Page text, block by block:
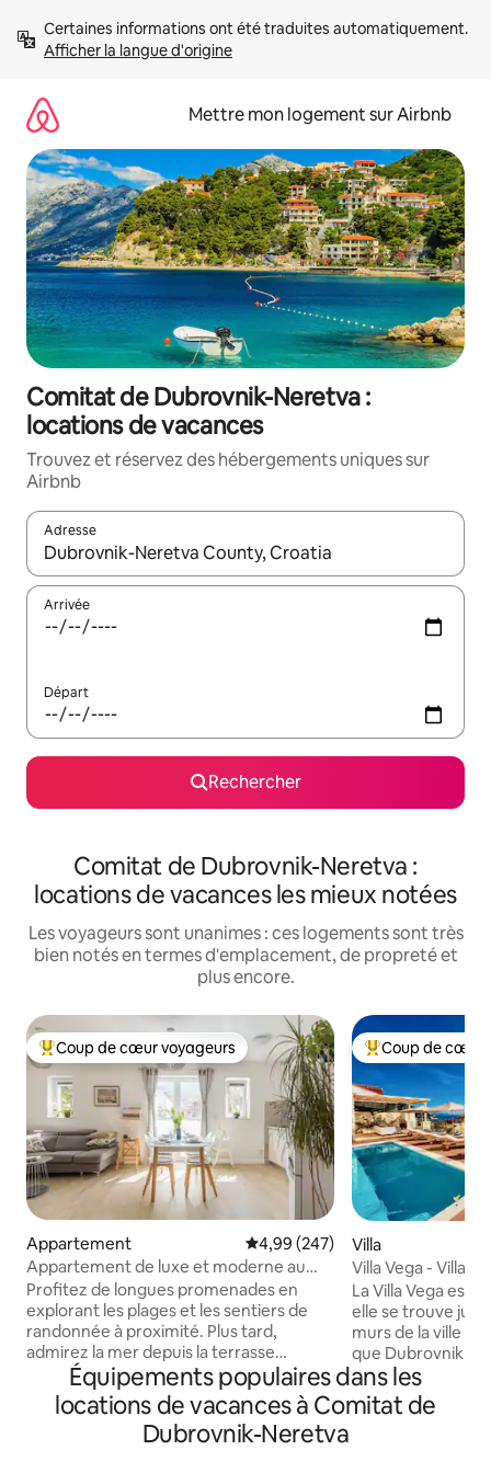
directement
Afficher la langue d'origine
Mettre mon logement sur Airbnb
Comitat de Dubrovnik-Neretva :
locations de vacances
Trouvez et réservez des hébergements uniques sur
Airbnb
Adresse
Lorsque les résultats s'affichent, utilisez les flèches vers le
Arrivée
Départ
Rechercher
Comitat de Dubrovnik-Neretva :
locations de vacances les mieux notées
Les voyageurs sont unanimes : ces logements sont très
bien notés en termes d'emplacement, de propreté et
plus encore.
Coups de cœur voyageurs les plus appréciés
Coup de cœur voyageurs
Appartement Évaluation moyenne sur la
4,99 (247)
Appartement de luxe et moderne au
bord de la mer « Orsan »
Profitez de longues promenades en
explorant les plages et les sentiers de
randonnée à proximité. Plus tard,
admirez la mer depuis la terrasse
spacieuse et planifiez les excursions du
lendemain. L'intérieur aéré dispose d'un
escalier flottant, de douches à effet
pluie et d'un chauffage au sol. Préparez-
Coups de cœur
Coup de cœur
Villa
Villa Vega - Villa
piscine
La Villa Vega est
elle se trouve
murs de la ville et
que Dubrovnik a
s'intéresse à la
ses nombreux
l'on souhaite se
Équipements populaires dans les
locations de vacances à Comitat de
Dubrovnik-Neretva